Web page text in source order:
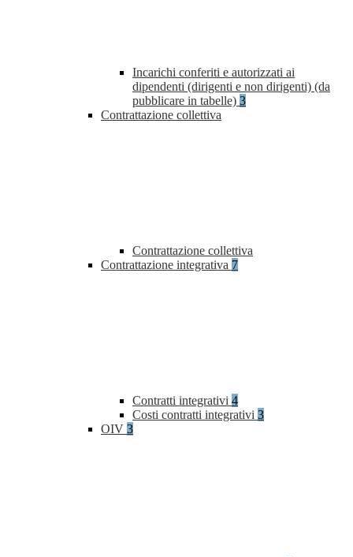
Incarichi conferiti e autorizzati ai
dipendenti (dirigenti e non dirigenti) (da
pubblicare in tabelle) 3
Contrattazione collettiva
Contrattazione collettiva
Contrattazione integrativa 7
Contratti integrativi 4
Costi contratti integrativi 3
OIV 3